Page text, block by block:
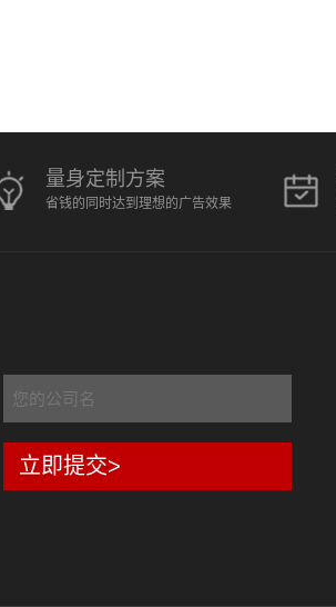
量身定制方案
省钱的同时达到理想的广告效果
立即提交>